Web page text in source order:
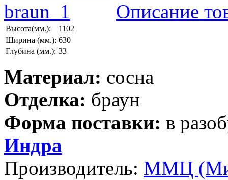
Описание
Высота(мм.):
1102
Ширина (мм.): 630
Глубина (мм.): 33
Материал: сосна
Отделка: браун
Форма поставки: в
Индра
Производитель: ММЦ